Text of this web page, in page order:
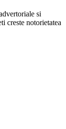
si
creste notorietatea